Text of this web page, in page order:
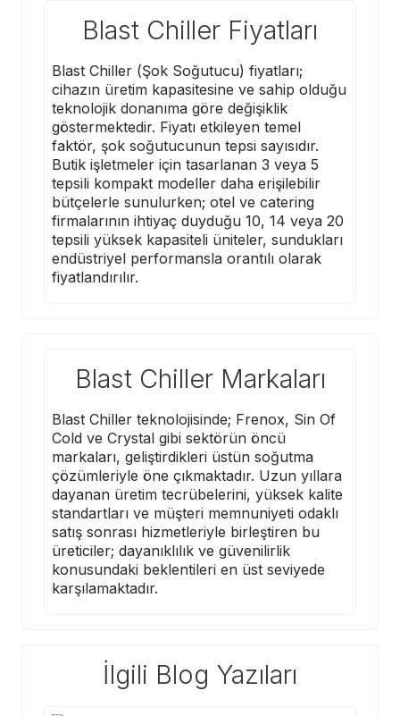
Blast Chiller Fiyatları
Blast Chiller (Şok Soğutucu) fiyatları;
cihazın üretim kapasitesine ve sahip olduğu
teknolojik donanıma göre değişiklik
göstermektedir. Fiyatı etkileyen temel
faktör, şok soğutucunun tepsi sayısıdır.
Butik işletmeler için tasarlanan 3 veya 5
tepsili kompakt modeller daha erişilebilir
bütçelerle sunulurken; otel ve catering
firmalarının ihtiyaç duyduğu 10, 14 veya 20
tepsili yüksek kapasiteli üniteler, sundukları
endüstriyel performansla orantılı olarak
fiyatlandırılır.
Blast Chiller Markaları
Blast Chiller teknolojisinde; Frenox, Sin Of
Cold ve Crystal gibi sektörün öncü
markaları, geliştirdikleri üstün soğutma
çözümleriyle öne çıkmaktadır. Uzun yıllara
dayanan üretim tecrübelerini, yüksek kalite
standartları ve müşteri memnuniyeti odaklı
satış sonrası hizmetleriyle birleştiren bu
üreticiler; dayanıklılık ve güvenilirlik
konusundaki beklentileri en üst seviyede
karşılamaktadır.
İlgili Blog Yazıları